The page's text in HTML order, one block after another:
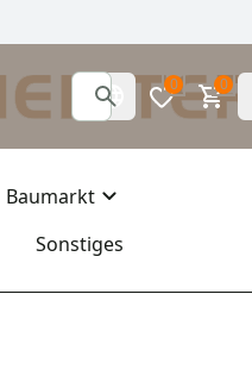
0 0
Baumarkt
Sonstiges